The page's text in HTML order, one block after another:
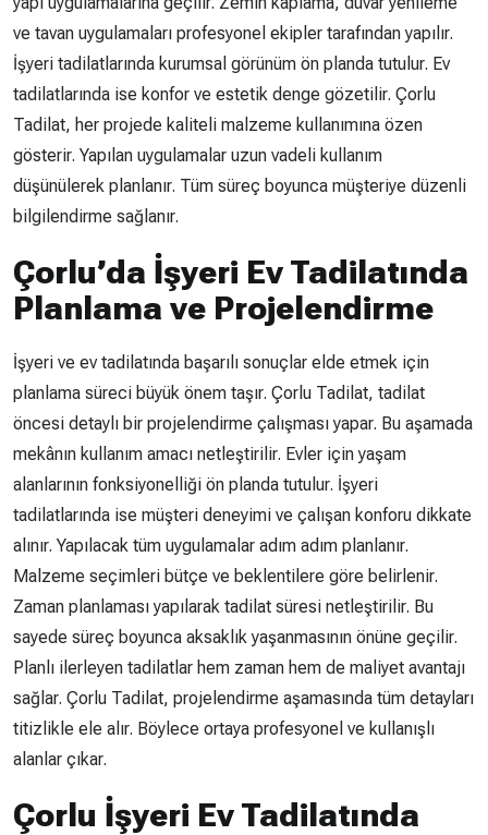
ve tavan uygulamaları profesyonel ekipler tarafından yapılır.
İşyeri tadilatlarında kurumsal görünüm ön planda tutulur. Ev
tadilatlarında ise konfor ve estetik denge gözetilir. Çorlu
Tadilat, her projede kaliteli malzeme kullanımına özen
gösterir. Yapılan uygulamalar uzun vadeli kullanım
düşünülerek planlanır. Tüm süreç boyunca müşteriye düzenli
bilgilendirme sağlanır.
Çorlu’da İşyeri Ev Tadilatında
Planlama ve Projelendirme
İşyeri ve ev tadilatında başarılı sonuçlar elde etmek için
planlama süreci büyük önem taşır. Çorlu Tadilat, tadilat
öncesi detaylı bir projelendirme çalışması yapar. Bu aşamada
mekânın kullanım amacı netleştirilir. Evler için yaşam
alanlarının fonksiyonelliği ön planda tutulur. İşyeri
tadilatlarında ise müşteri deneyimi ve çalışan konforu dikkate
alınır. Yapılacak tüm uygulamalar adım adım planlanır.
Malzeme seçimleri bütçe ve beklentilere göre belirlenir.
Zaman planlaması yapılarak tadilat süresi netleştirilir. Bu
sayede süreç boyunca aksaklık yaşanmasının önüne geçilir.
Planlı ilerleyen tadilatlar hem zaman hem de maliyet avantajı
sağlar. Çorlu Tadilat, projelendirme aşamasında tüm detayları
titizlikle ele alır. Böylece ortaya profesyonel ve kullanışlı
alanlar çıkar.
Çorlu İşyeri Ev Tadilatında